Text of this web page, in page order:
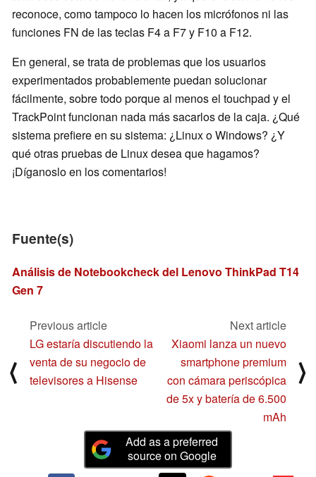
reconoce, como tampoco lo hacen los micrófonos ni las
funciones FN de las teclas F4 a F7 y F10 a F12.
En general, se trata de problemas que los usuarios
experimentados probablemente puedan solucionar
fácilmente, sobre todo porque al menos el touchpad y el
TrackPoint funcionan nada más sacarlos de la caja. ¿Qué
sistema prefiere en su sistema: ¿Linux o Windows? ¿Y
qué otras pruebas de Linux desea que hagamos?
¡Díganoslo en los comentarios!
Fuente(s)
Análisis de Notebookcheck del Lenovo ThinkPad T14
Gen 7
⟨
Previous article
LG estaría discutiendo la
venta de su negocio de
televisores a Hisense
Next article
Xiaomi lanza un nuevo
smartphone premium
con cámara periscópica
de 5x y batería de 6.500
mAh
⟩
Add as a preferred
source on Google